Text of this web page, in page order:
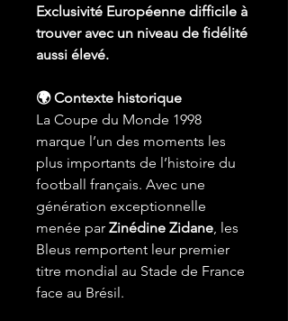
Exclusivité Européenne difficile à
trouver avec un niveau de fidélité
aussi élevé.
🌍 Contexte historique
La Coupe du Monde 1998
marque l’un des moments les
plus importants de l’histoire du
football français. Avec une
génération exceptionnelle
menée par Zinédine Zidane, les
Bleus remportent leur premier
titre mondial au Stade de France
face au Brésil.